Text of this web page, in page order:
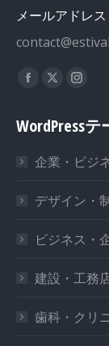
メールアドレス
私達を見つけ
Facebook
opens
new
window
X
opens
new
window
new
WordPressテ
企業・ビジ
デザイン・
ビジネス・
建設・工務
歯科・クリ